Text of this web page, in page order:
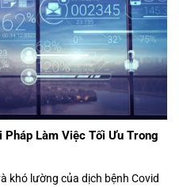
Pháp Làm Việc Tối Ưu Trong
khó lường của dịch bệnh Covid